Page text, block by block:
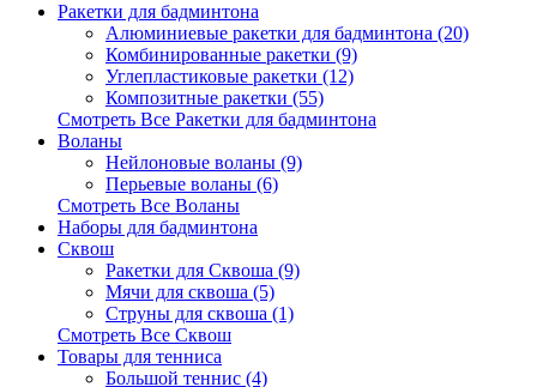
Ракетки для бадминтона
Алюминиевые ракетки для бадминтона (20)
Комбинированные ракетки (9)
Углепластиковые ракетки (12)
Композитные ракетки (55)
Смотреть Все Ракетки для бадминтона
Воланы
Нейлоновые воланы (9)
Перьевые воланы (6)
Смотреть Все Воланы
Наборы для бадминтона
Сквош
Ракетки для Сквоша (9)
Мячи для сквоша (5)
Cтруны для сквоша (1)
Смотреть Все Сквош
Товары для тенниса
Большой теннис (4)